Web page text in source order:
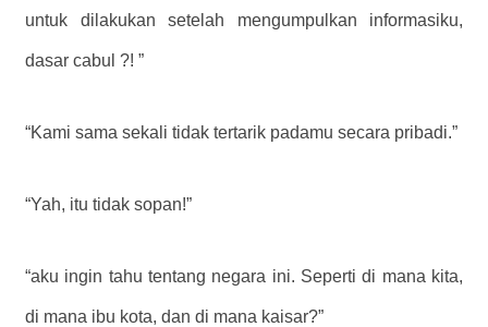
untuk dilakukan setelah mengumpulkan informasiku,
dasar cabul ?! ”
“Kami sama sekali tidak tertarik padamu secara pribadi.”
“Yah, itu tidak sopan!”
“aku ingin tahu tentang negara ini. Seperti di mana kita,
di mana ibu kota, dan di mana kaisar?”